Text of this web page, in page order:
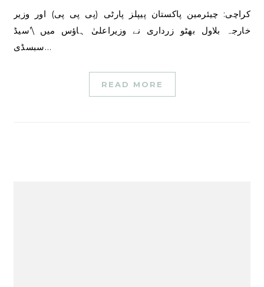
کراچی: چیئرمین پاکستان پیپلز پارٹی (پی پی پی) اور وزیر
خارجہ بلاول بھٹو زرداری نے وزیراعلیٰ ہاؤس میں \’سیڈ
سبسڈی…
READ MORE